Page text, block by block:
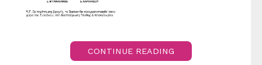
CONTINUE READING